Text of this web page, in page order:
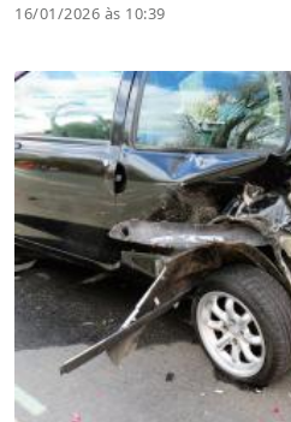
16/01/2026 às 10:39